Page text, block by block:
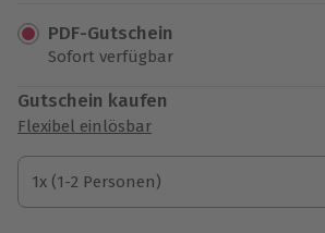
PDF-Gutschein
Sofort verfügbar
Gutschein kaufen
Flexibel einlösbar
1x (1-2 Personen)
1x (1-2 Personen)
1x (1-2 Personen)